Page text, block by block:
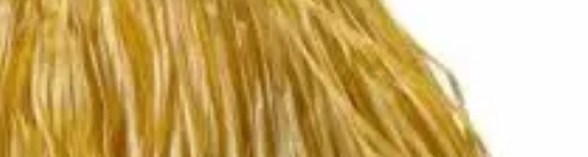
Fűszoknya
Elérhetőség
Nincs raktáron
Értesítés
Értesíts ha elérhető